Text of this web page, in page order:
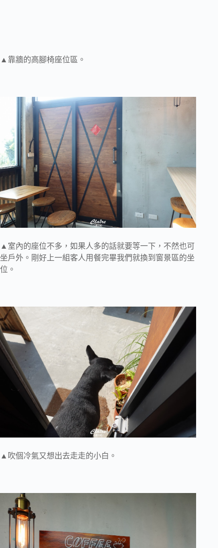
▲靠牆的高腳椅座位區。
▲室內的座位不多，如果人多的話就要等一下，不然也可
坐戶外。剛好上一組客人用餐完畢我們就換到窗景區的坐
位。
▲吹個冷氣又想出去走走的小白。